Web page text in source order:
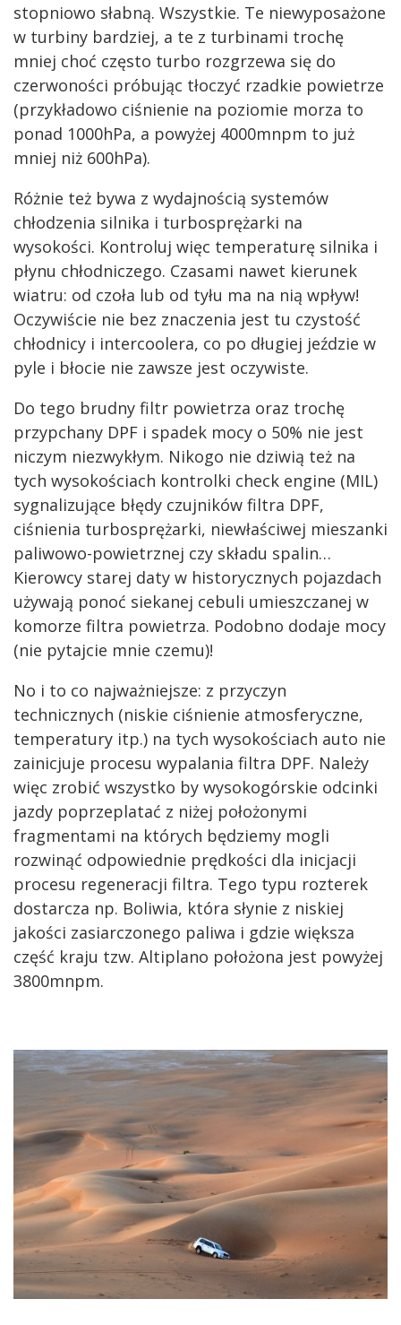
stopniowo słabną. Wszystkie. Te niewyposażone
w turbiny bardziej, a te z turbinami trochę
mniej choć często turbo rozgrzewa się do
czerwoności próbując tłoczyć rzadkie powietrze
(przykładowo ciśnienie na poziomie morza to
ponad 1000hPa, a powyżej 4000mnpm to już
mniej niż 600hPa).
Różnie też bywa z wydajnością systemów
chłodzenia silnika i turbosprężarki na
wysokości. Kontroluj więc temperaturę silnika i
płynu chłodniczego. Czasami nawet kierunek
wiatru: od czoła lub od tyłu ma na nią wpływ!
Oczywiście nie bez znaczenia jest tu czystość
chłodnicy i intercoolera, co po długiej jeździe w
pyle i błocie nie zawsze jest oczywiste.
Do tego brudny filtr powietrza oraz trochę
przypchany DPF i spadek mocy o 50% nie jest
niczym niezwykłym. Nikogo nie dziwią też na
tych wysokościach kontrolki check engine (MIL)
sygnalizujące błędy czujników filtra DPF,
ciśnienia turbosprężarki, niewłaściwej mieszanki
paliwowo-powietrznej czy składu spalin…
Kierowcy starej daty w historycznych pojazdach
używają ponoć siekanej cebuli umieszczanej w
komorze filtra powietrza. Podobno dodaje mocy
(nie pytajcie mnie czemu)!
No i to co najważniejsze: z przyczyn
technicznych (niskie ciśnienie atmosferyczne,
temperatury itp.) na tych wysokościach auto nie
zainicjuje procesu wypalania filtra DPF. Należy
więc zrobić wszystko by wysokogórskie odcinki
jazdy poprzeplatać z niżej położonymi
fragmentami na których będziemy mogli
rozwinąć odpowiednie prędkości dla inicjacji
procesu regeneracji filtra. Tego typu rozterek
dostarcza np. Boliwia, która słynie z niskiej
jakości zasiarczonego paliwa i gdzie większa
część kraju tzw. Altiplano położona jest powyżej
3800mnpm.